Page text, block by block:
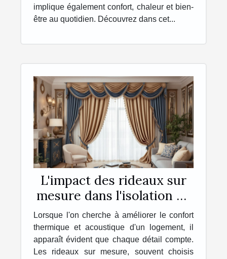
implique également confort, chaleur et bien-
être au quotidien. Découvrez dans cet...
L'impact des rideaux sur
mesure dans l'isolation de
votre intérieur
Lorsque l'on cherche à améliorer le confort
thermique et acoustique d'un logement, il
apparaît évident que chaque détail compte.
Les rideaux sur mesure, souvent choisis